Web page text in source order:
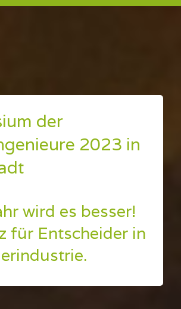
der
2023 in
wird es besser!
für Entscheider in